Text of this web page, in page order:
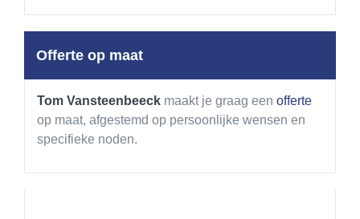
Offerte op maat
Tom Vansteenbeeck maakt je graag een offerte
op maat, afgestemd op persoonlijke wensen en
specifieke noden.